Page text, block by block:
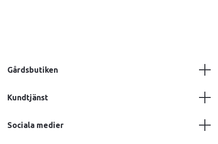
Gårdsbutiken
Kundtjänst
Sociala medier